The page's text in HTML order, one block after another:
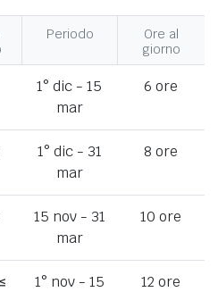
Periodo
Ore al
giorno
1° dic - 15
mar
6 ore
1° dic - 31
mar
8 ore
15 nov - 31
mar
10 ore
1° nov - 15
12 ore